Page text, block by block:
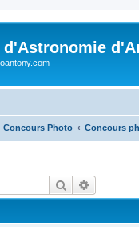
d'Astronomie
Concours Photo Concours
Rechercher